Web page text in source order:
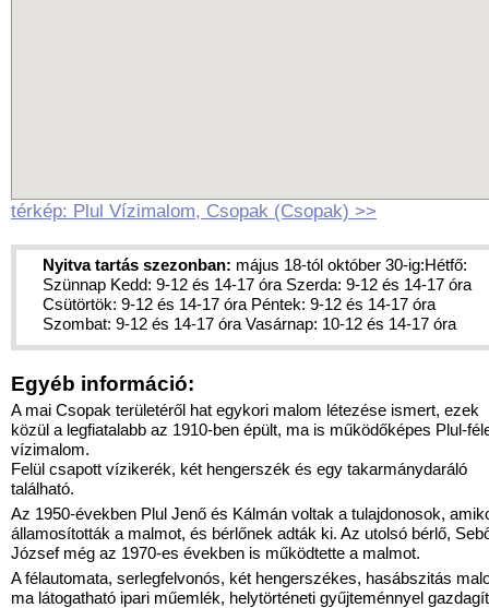
térkép: Plul Vízimalom, Csopak (Csopak) >>
Nyitva tartás szezonban: május 18-tól október 30-ig:Hétfő:
Szünnap Kedd: 9-12 és 14-17 óra Szerda: 9-12 és 14-17 óra
Csütörtök: 9-12 és 14-17 óra Péntek: 9-12 és 14-17 óra
Szombat: 9-12 és 14-17 óra Vasárnap: 10-12 és 14-17 óra
Egyéb információ:
A mai Csopak területéről hat egykori malom létezése ismert, ezek
közül a legfiatalabb az 1910-ben épült, ma is működőképes Plul-
vízimalom.
Felül csapott vízikerék, két hengerszék és egy takarmánydaráló
található.
Az 1950-években Plul Jenő és Kálmán voltak a tulajdonosok,
államosították a malmot, és bérlőnek adták ki. Az utolsó bérlő,
József még az 1970-es években is működtette a malmot.
A félautomata, serlegfelvonós, két hengerszékes, hasábszitás
ma látogatható ipari műemlék, helytörténeti gyűjteménnyel